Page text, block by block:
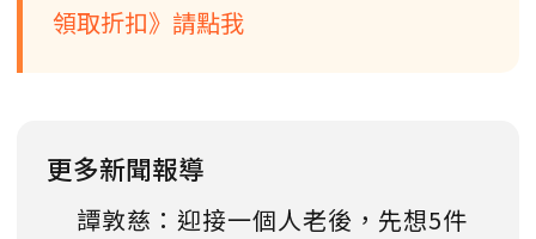
領取折扣》請點我
更多新聞報導
譚敦慈：迎接一個人老後，先想5件